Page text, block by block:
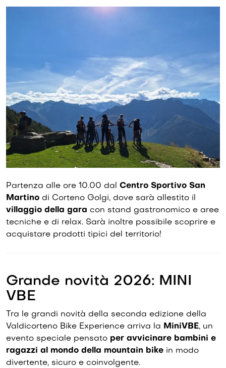
Partenza alle ore 10.00 dal Centro Sportivo San
Martino di Corteno Golgi, dove sarà allestito il
villaggio della gara con stand gastronomico e aree
tecniche e di relax. Sarà inoltre possibile scoprire e
acquistare prodotti tipici del territorio!
Grande novità 2026: MINI
VBE
Tra le grandi novità della seconda edizione della
Valdicorteno Bike Experience arriva la MiniVBE, un
evento speciale pensato per avvicinare bambini e
ragazzi al mondo della mountain bike in modo
divertente, sicuro e coinvolgente.